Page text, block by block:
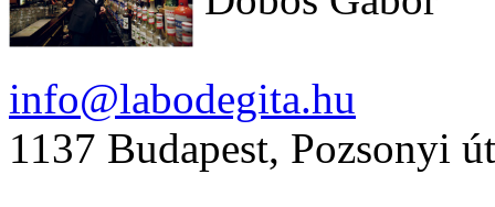
info@labodegita.hu
1137 Budapest, Pozsonyi